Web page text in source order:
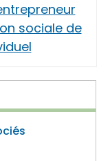
sociale de